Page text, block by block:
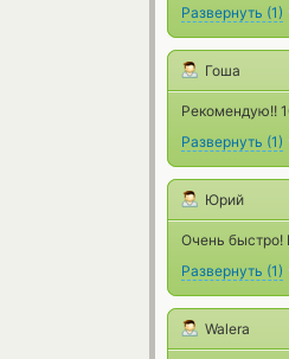
Развернуть (1)
Гоша
Рекомендую!!
Развернуть (1)
Юрий
Очень быстро!
Развернуть (1)
Walera